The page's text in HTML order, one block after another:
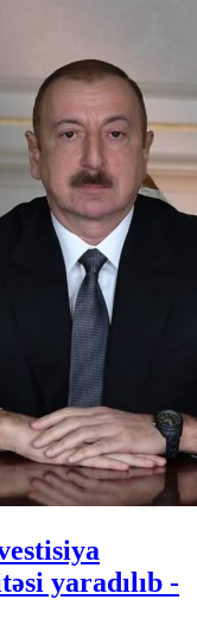
yaradılıb -